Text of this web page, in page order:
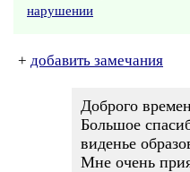
нарушении
+ добавить замечания
Доброго
Большое
виденье
Мне очень